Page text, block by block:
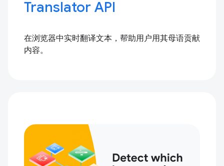
Translator API
在浏览器中实时翻译文本，帮助用户用其母语贡献
内容。